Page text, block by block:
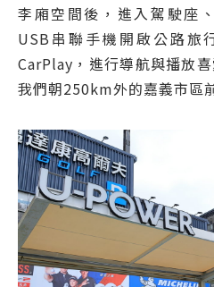
李廂空間後，進入駕駛座
USB串聯手機開啟公路旅
CarPlay，進行導航與播放
我們朝250km外的嘉義市區